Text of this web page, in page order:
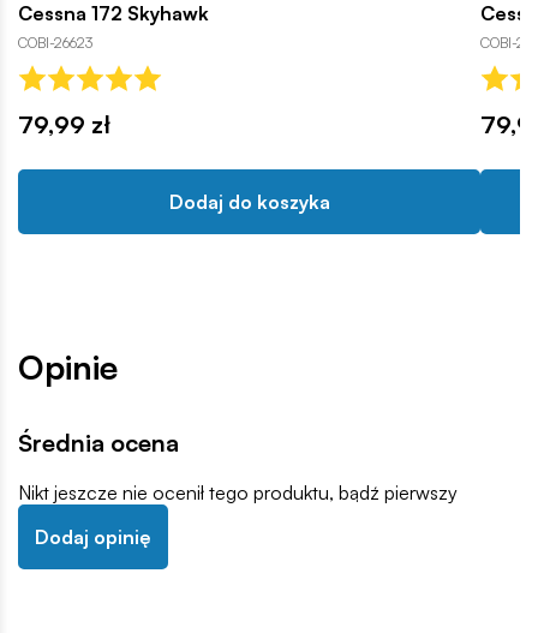
Cessna 172 Skyhawk
COBI-26623
79,99 zł
Dodaj do koszyka
COBI-
Opinie
Średnia ocena
Nikt jeszcze nie ocenił tego produktu, bądź pierwszy
Dodaj opinię